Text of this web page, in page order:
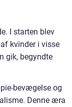
I starten blev
kvinder i visse
gik, begyndte
bevægelse og
Denne æra